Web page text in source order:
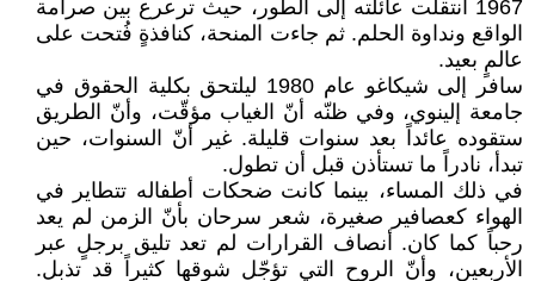
1967 انتقلت عائلته إلى الطور، حيث ترعرع بين صرامة
الواقع ونداوة الحلم. ثم جاءت المنحة، كنافذةٍ فُتحت على
عالمٍ بعيد.
سافر إلى شيكاغو عام 1980 ليلتحق بكلية الحقوق في
جامعة إلينوي، وفي ظنّه أنّ الغياب مؤقّت، وأنّ الطريق
ستقوده عائداً بعد سنوات قليلة. غير أنّ السنوات، حين
تبدأ، نادراً ما تستأذن قبل أن تطول.
في ذلك المساء، بينما كانت ضحكات أطفاله تتطاير في
الهواء كعصافير صغيرة، شعر سرحان بأنّ الزمن لم يعد
رحباً كما كان. أنصاف القرارات لم تعد تليق برجلٍ عبر
الأربعين، وأنّ الروح التي تؤجّل شوقها كثيراً قد تذبل.